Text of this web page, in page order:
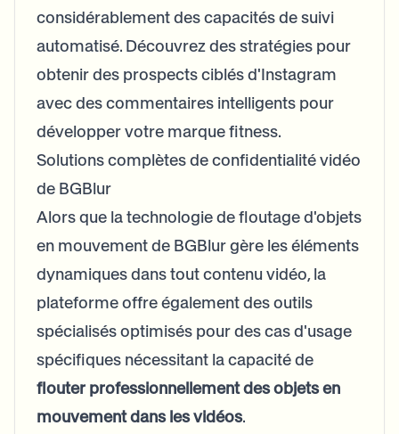
considérablement des capacités de suivi
automatisé. Découvrez des stratégies pour
obtenir des prospects ciblés d'Instagram
avec des commentaires intelligents pour
développer votre marque fitness.
Solutions complètes de confidentialité vidéo
de BGBlur
Alors que la technologie de floutage d'objets
en mouvement de BGBlur gère les éléments
dynamiques dans tout contenu vidéo, la
plateforme offre également des outils
spécialisés optimisés pour des cas d'usage
spécifiques nécessitant la capacité de
flouter professionnellement des objets en
mouvement dans les vidéos.